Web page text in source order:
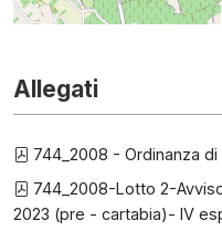
Allegati
744_2008 - Ordinanza
744_2008-Lotto 2-
2023 (pre - cartabia)- IV